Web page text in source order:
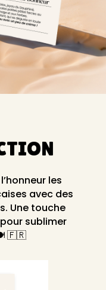
les
avec des
Une touche
sublimer
🍽️ 🇫🇷